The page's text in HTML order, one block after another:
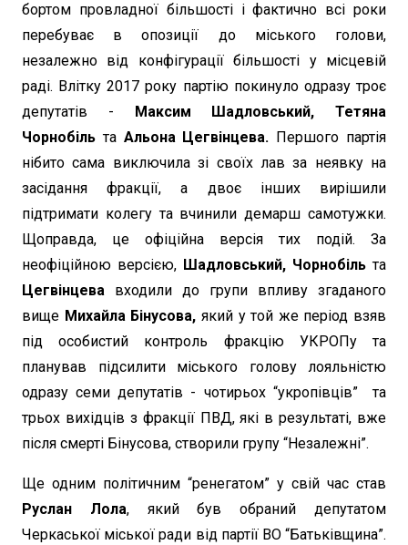
бортом провладної більшості і фактично всі роки
перебуває в опозиції до міського голови,
незалежно від конфігурації більшості у місцевій
раді. Влітку 2017 року партію покинуло одразу троє
депутатів - Максим Шадловський, Тетяна
ЧорнобільтаАльона Цегвінцева. Першого партія
нібито сама виключила зі своїх лав за неявку на
засідання фракції, а двоє інших вирішили
підтримати колегу та вчинили демарш самотужки.
Щоправда, це офіційна версія тих подій. За
неофіційною версією, Шадловський, Чорнобільта
Цегвінцева входили до групи впливу згаданого
вище Михайла Бінусова, який у той же період взяв
під особистий контроль фракцію УКРОПу та
планував підсилити міського голову лояльністю
одразу семи депутатів - чотирьох “укропівців” та
трьох вихідців з фракції ПВД, які в результаті, вже
після смерті Бінусова, створили групу “Незалежні”.
Ще одним політичним “ренегатом” у свій час став
Руслан Лола, який був обраний депутатом
Черкаської міської ради від партії ВО “Батьківщина”.